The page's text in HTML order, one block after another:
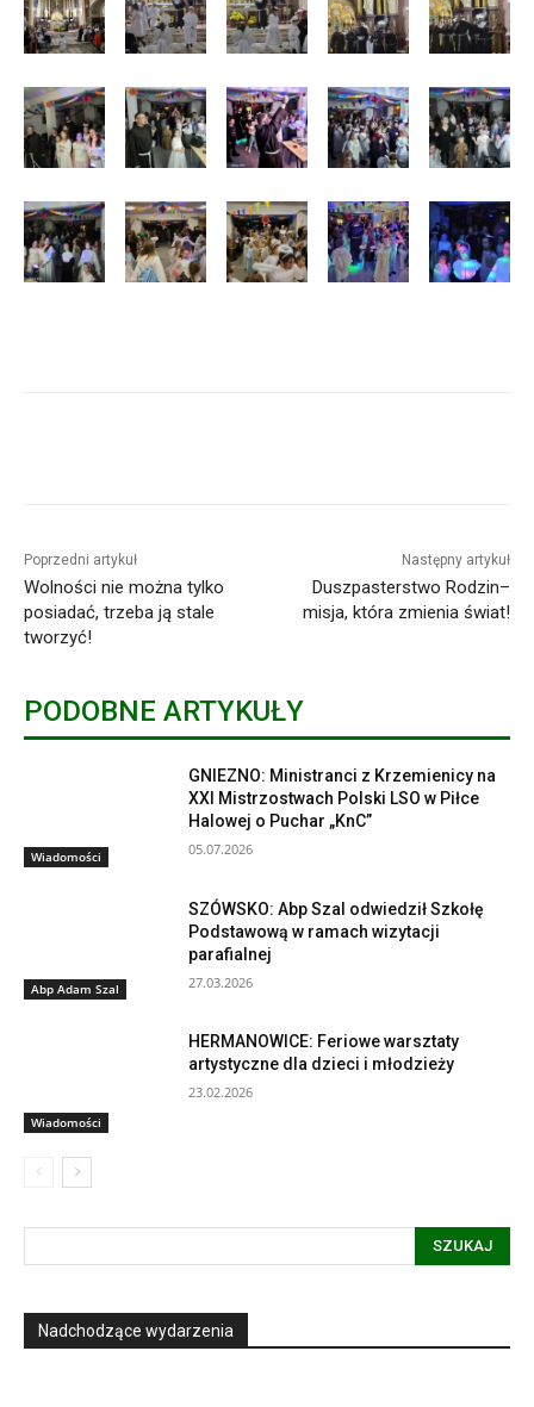
Poprzedni artykuł
Wolności nie można tylko
posiadać, trzeba ją stale
tworzyć!
Następny artykuł
Duszpasterstwo Rodzin–
misja, która zmienia świat!
PODOBNE ARTYKUŁY
Wiadomości
GNIEZNO: Ministranci z Krzemienicy na
XXI Mistrzostwach Polski LSO w Piłce
Halowej o Puchar „KnC”
05.07.2026
Abp Adam Szal
SZÓWSKO: Abp Szal odwiedził Szkołę
Podstawową w ramach wizytacji
parafialnej
27.03.2026
Wiadomości
HERMANOWICE: Feriowe warsztaty
artystyczne dla dzieci i młodzieży
23.02.2026
SZUKAJ
Nadchodzące wydarzenia